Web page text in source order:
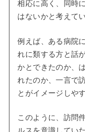
相応に高く、同時
はないかと考えて
例えば、ある病院
れに類する方と話
かとできたのか、
れたのか、一言で
とがイメージしや
このように、訪問